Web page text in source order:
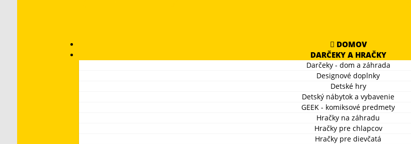
DOMOV
DARČEKY A HRAČKY
Darčeky - dom a záhrada
Designové doplnky
Detské hry
Detský nábytok a vybavenie
GEEK - komiksové predmety
Hračky na záhradu
Hračky pre chlapcov
Hračky pre dievčatá